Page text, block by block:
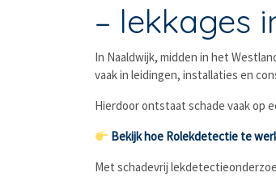
– lekkages
In Naaldwijk, midden in het
vaak in leidingen, installaties en
Hierdoor ontstaat schade vaak op
Bekijk hoe Rolekdetectie te
Met schadevrij